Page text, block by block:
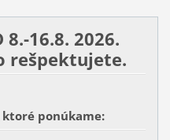
8.-16.8. 2026.
rešpektujete.
ponúkame: